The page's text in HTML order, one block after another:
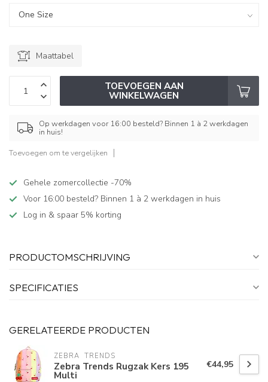
Maattabel
TOEVOEGEN AAN
WINKELWAGEN
Op werkdagen voor 16:00 besteld? Binnen 1 à 2 werkdagen
in huis!
Toevoegen om te vergelijken
Gehele zomercollectie -70%
Voor 16:00 besteld? Binnen 1 à 2 werkdagen in huis
Log in & spaar 5% korting
PRODUCTOMSCHRIJVING
SPECIFICATIES
GERELATEERDE PRODUCTEN
ZEBRA  TRENDS
Zebra Trends Rugzak Kers 195
Multi
€44,95